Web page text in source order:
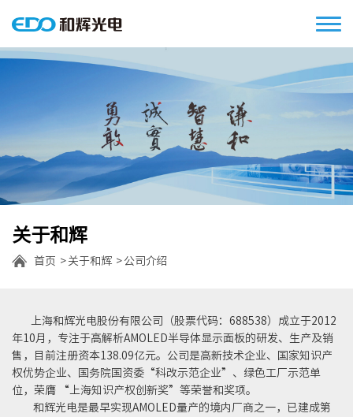
关于和辉
首页 关于和辉 公司介绍
上海和辉光电股份有限公司（股票代码：688538）成立于2012
年10月，专注于高解析AMOLED半导体显示面板的研发、生产及销
售，目前注册资本138.09亿元。公司是高新技术企业、国家知识产
权优势企业、国务院国资委“科改示范企业”、绿色工厂示范单
位，荣膺 “上海知识产权创新奖”等荣誉和奖项。
和辉光电是最早实现AMOLED量产的境内厂商之一，已建成第